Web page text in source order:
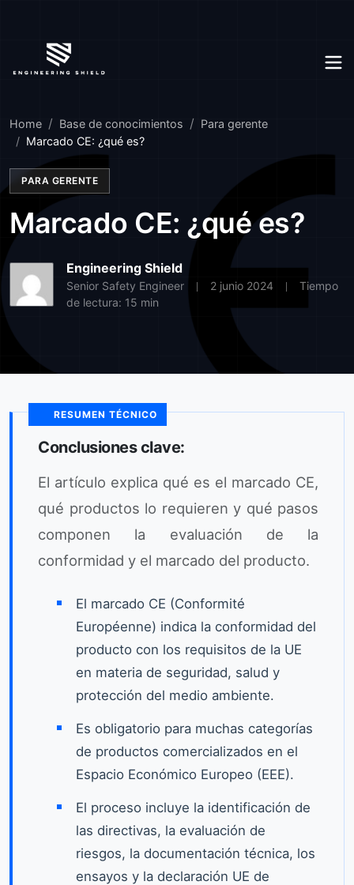
Home Base de conocimientos
Para gerente
Marcado CE: ¿qué es?
PARA GERENTE
Marcado CE: ¿qué es?
Engineering Shield
Senior Safety Engineer 2 junio 2024
Tiempo
de lectura: 15 min
RESUMEN TÉCNICO
Conclusiones clave:
El artículo explica qué es el marcado CE,
qué productos lo requieren y qué pasos
componen la evaluación de la
conformidad y el marcado del producto.
El marcado CE (Conformité
Européenne) indica la conformidad del
producto con los requisitos de la UE
en materia de seguridad, salud y
protección del medio ambiente.
Es obligatorio para muchas categorías
de productos comercializados en el
Espacio Económico Europeo (EEE).
El proceso incluye la identificación de
las directivas, la evaluación de
riesgos, la documentación técnica, los
ensayos y la declaración UE de